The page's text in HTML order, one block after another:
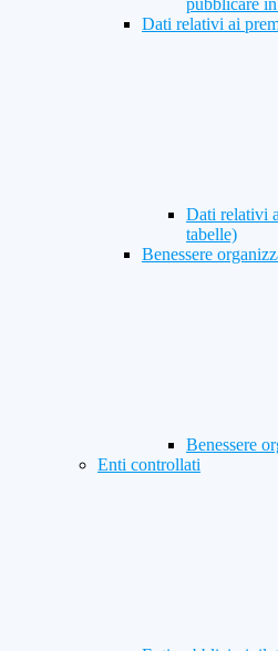
pubblicare
Dati relativi ai
Dati relativi
tabelle)
Benessere
Benessere
Enti controllati